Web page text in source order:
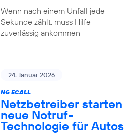
Wenn nach einem Unfall jede
Sekunde zählt, muss Hilfe
zuverlässig ankommen
24. Januar 2026
NG ECALL
Netzbetreiber starten
neue Notruf-
Technologie für Autos